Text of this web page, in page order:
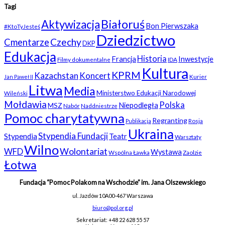
Tagi
#KtoTyJesteśAktywizacjaBiałoruśBon Pierwszaka
CmentarzeCzechyDKP Dziedzictwo
Edukacja Filmy dokumentalne Francja Historia IDA Inwestycje
Jan Paweł II Kazachstan Koncert KPRM Kultura Kurier
Wileński Litwa MediaMinisterstwo Edukacji Narodowej
MołdawiaMSZ NabórNaddniestrze Niepodległa Polska
Pomoc charytatywna Publikacja RegrantingRosja
StypendiaStypendia FundacjiTeatr Ukraina Warsztaty
WFDWilnoWolontariat Wspólna Ławka Wystawa Zaolzie
Łotwa
Fundacja “Pomoc Polakom na Wschodzie” im. Jana Olszewskiego
ul. Jazdów 10A00-467 Warszawa
biuro@pol.org.pl
Sekretariat: +48 22 628 55 57